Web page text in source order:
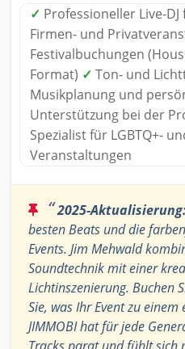
✓ Professioneller Live-
Firmen- und
Festivalbuchungen
Format) ✓ Ton- und
Musikplanung und
Unterstützung bei der
Spezialist für LGBTQ+-
Veranstaltungen
“2025-
besten Beats und die
Events. Jim Mehwald
Soundtechnik mit einer
Lichtinszenierung. Buchen
Sie, was Ihr Event zu
JIMMOBI hat für jede